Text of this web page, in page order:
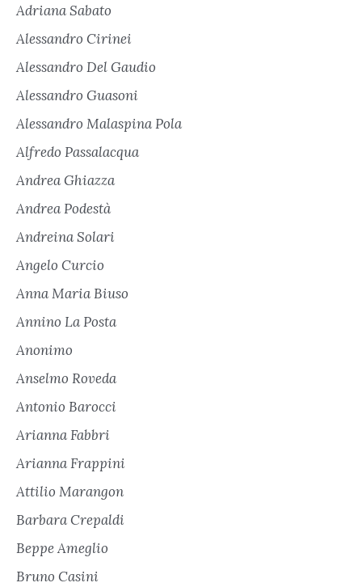
Adriana Sabato
Alessandro Cirinei
Alessandro Del Gaudio
Alessandro Guasoni
Alessandro Malaspina Pola
Alfredo Passalacqua
Andrea Ghiazza
Andrea Podestà
Andreina Solari
Angelo Curcio
Anna Maria Biuso
Annino La Posta
Anonimo
Anselmo Roveda
Antonio Barocci
Arianna Fabbri
Arianna Frappini
Attilio Marangon
Barbara Crepaldi
Beppe Ameglio
Bruno Casini